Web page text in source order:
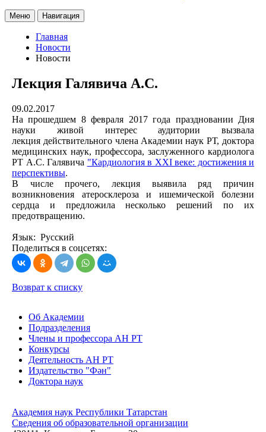
Меню Навигация
Главная
Новости
Новости
Лекция Галявича А.С.
09.02.2017
На прошедшем 8 февраля 2017 года праздновании Дня
науки живой интерес аудитории вызвала
лекция действительного члена Академии наук РТ, доктора
медицинских наук, профессора, заслуженного кардиолога
РТ А.С. Галявича "Кардиология в XXI веке: достижения и
перспективы.
В числе прочего, лекция выявила ряд причин
возникновения атеросклероза и ишемической болезни
сердца и предложила несколько решений по их
предотвращению.
Язык: Русский
Поделиться в соцсетях:
Возврат к списку
Об Академии
Подразделения
Члены и профессора АН РТ
Конкурсы
Деятельность АН РТ
Издательство "Фән"
Доктора наук
Академия наук Республики Татарстан
Сведения об образовательной организации